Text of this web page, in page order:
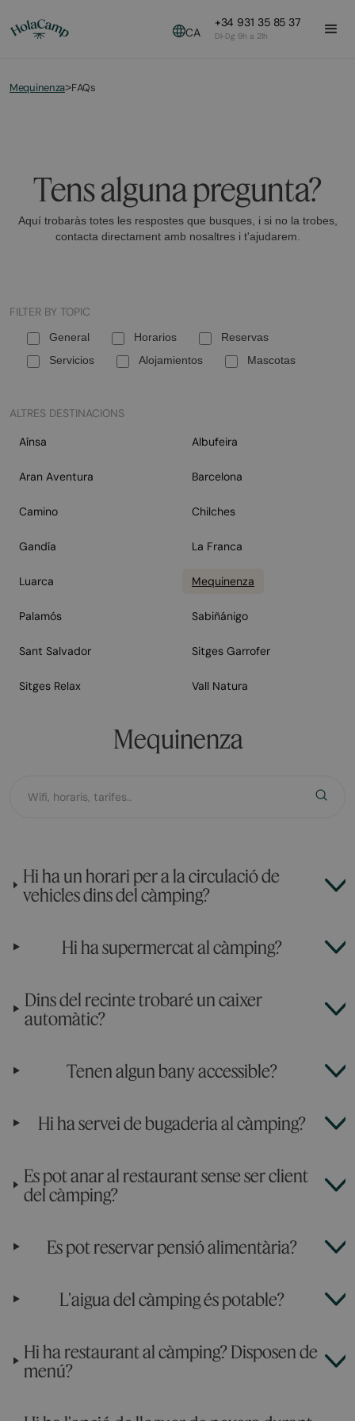
CA
+34 931 35 85 37
Dl-Dg 9h a 21h
Mequinenza>FAQs
Tens alguna pregunta?
Aquí trobaràs totes les respostes que busques, i si no la trobes,
contacta directament amb nosaltres i t'ajudarem.
FILTER BY TOPIC
General Horarios
Reservas
Servicios
Alojamientos Mascotas
ALTRES DESTINACIONS
Aínsa
Albufeira
Aran Aventura Barcelona
Camino Chilches
Gandía La Franca
Luarca Mequinenza
Palamós Sabiñánigo
Sant Salvador Sitges Garrofer
Sitges Relax Vall Natura
Mequinenza
Hi ha un horari per a la circulació de
vehicles dins del càmping?
Hi ha supermercat al càmping?
Dins del recinte trobaré un caixer
automàtic?
Tenen algun bany accessible?
Hi ha servei de bugaderia al càmping?
Es pot anar al restaurant sense ser client
del càmping?
Es pot reservar pensió alimentària?
L'aigua del càmping és potable?
Hi ha restaurant al càmping? Disposen de
menú?